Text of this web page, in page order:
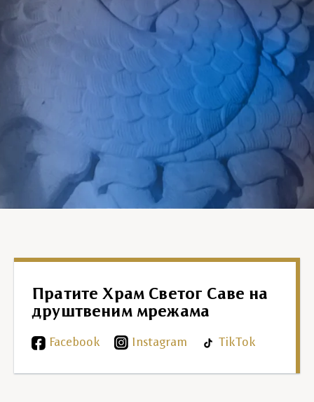
Пратите Храм Светог Саве на
друштвеним мрежама
Facebook Instagram TikTok